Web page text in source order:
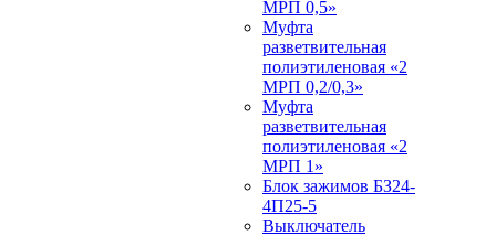
МРП 0,5»
Муфта
разветвительная
полиэтиленовая «2
МРП 0,2/0,3»
Муфта
разветвительная
полиэтиленовая «2
МРП 1»
Блок зажимов БЗ24-
4П25-5
Выключатель